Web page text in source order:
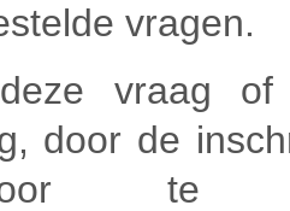
vragen.
vraag of
door de
te e-